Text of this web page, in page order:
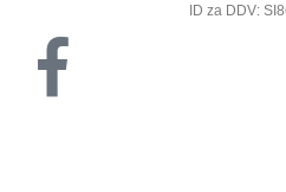
ID za DDV: